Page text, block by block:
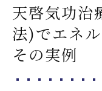
天啓気功治
法)でエネ
その実例